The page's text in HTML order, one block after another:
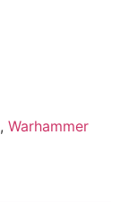
, Warhammer